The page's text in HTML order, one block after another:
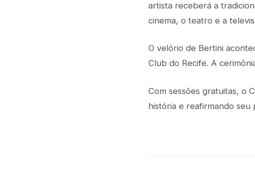
artista receberá a
cinema, o teatro e a
O velório de Bertini
Club do Recife. A
Com sessões gratuitas, o
história e reafirmando seu